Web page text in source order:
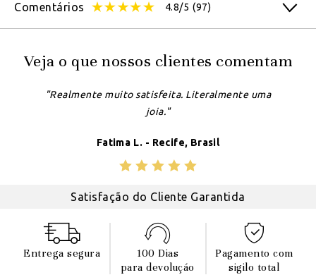
Comentários 4.8/5 (97)
Veja o que nossos clientes comentam
"Realmente muito satisfeita. Literalmente uma
joia."
Fatima L. - Recife, Brasil
Satisfação do Cliente Garantida
Entrega segura
100 Dias
para devoluçáo
Pagamento com
sigilo total